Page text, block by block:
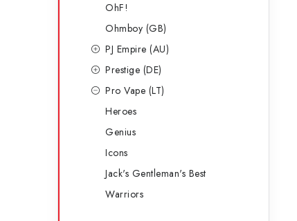
OhF!
Ohmboy (GB)
PJ Empire (AU)
Prestige (DE)
Pro Vape (LT)
Heroes
Genius
Icons
Jack's Gentleman's Best
Warriors